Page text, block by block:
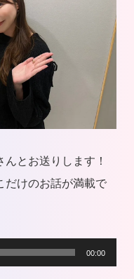
とお送りします！
だけのお話が満載で
00:00